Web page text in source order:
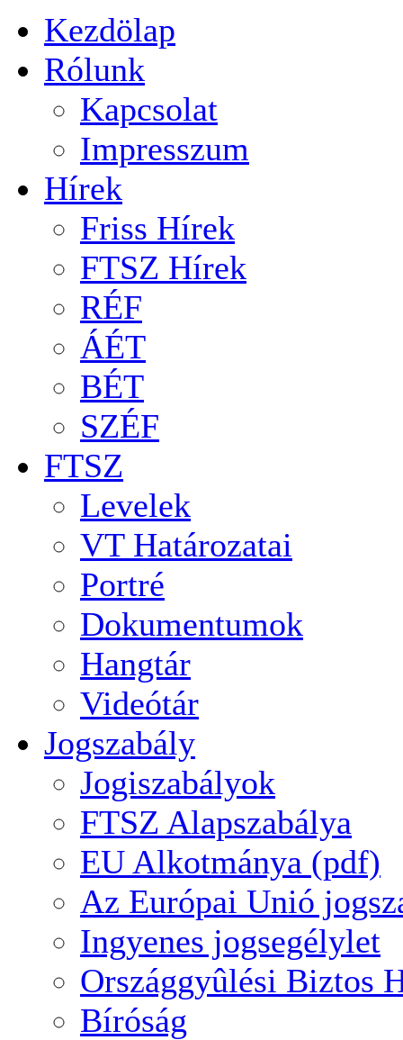
Kezdölap
Rólunk
Kapcsolat
Impresszum
Hírek
Friss Hírek
FTSZ Hírek
RÉF
ÁÉT
BÉT
SZÉF
FTSZ
Levelek
VT Határozatai
Portré
Dokumentumok
Hangtár
Videótár
Jogszabály
Jogiszabályok
FTSZ Alapszabálya
EU Alkotmánya (pdf)
Az Európai Unió
Ingyenes jogsegélylet
Országgyûlési Biztos
Bíróság